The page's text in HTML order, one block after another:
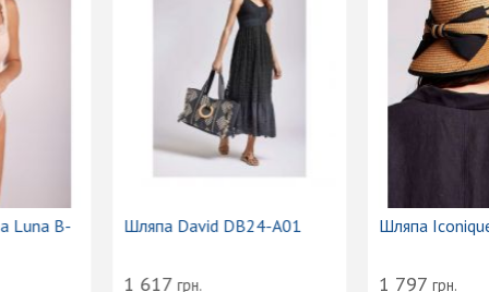
Трусики слип Kinga Luna B-
868грн.
Шляпа
1 617